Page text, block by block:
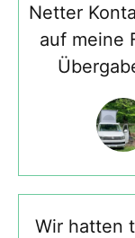
Netter
auf meine
Wir hatten